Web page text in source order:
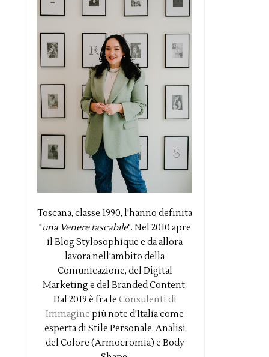
Toscana, classe 1990, l'hanno definita
"una Venere tascabile". Nel 2010 apre
il Blog Stylosophique e da allora
lavora nell'ambito della
Comunicazione, del Digital
Marketing e del Branded Content.
Dal 2019 è fra le Consulenti di
Immagine più note d'Italia come
esperta di Stile Personale, Analisi
del Colore (Armocromia) e Body